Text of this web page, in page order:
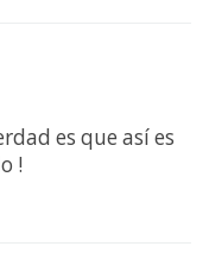
es que así es
!